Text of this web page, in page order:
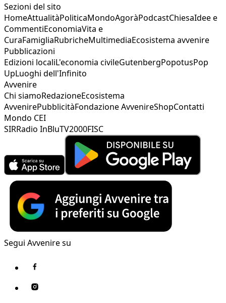
Sezioni del sito
HomeAttualitàPoliticaMondoAgoràPodcastChiesaIdee e
CommentiEconomiaVita e
CuraFamigliaRubricheMultimediaEcosistema avvenire
Pubblicazioni
Edizioni localiL'economia civileGutenbergPopotusPop
UpLuoghi dell'Infinito
Avvenire
Chi siamoRedazioneEcosistema
AvvenirePubblicitàFondazione AvvenireShopContatti
Mondo CEI
SIRRadio InBluTV2000FISC
Segui Avvenire su